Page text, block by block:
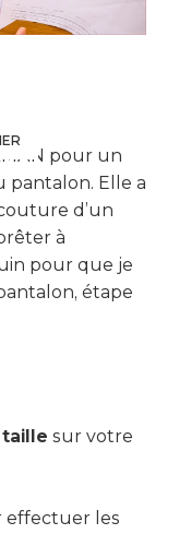
pour un
pantalon. Elle a
d’un
à
pour que je
étape
sur votre
effectuer les